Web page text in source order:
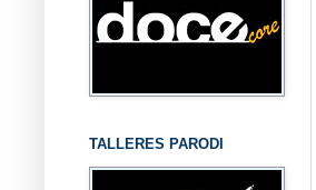
TALLERES PARODI